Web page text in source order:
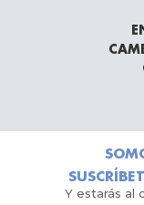
Y estarás al